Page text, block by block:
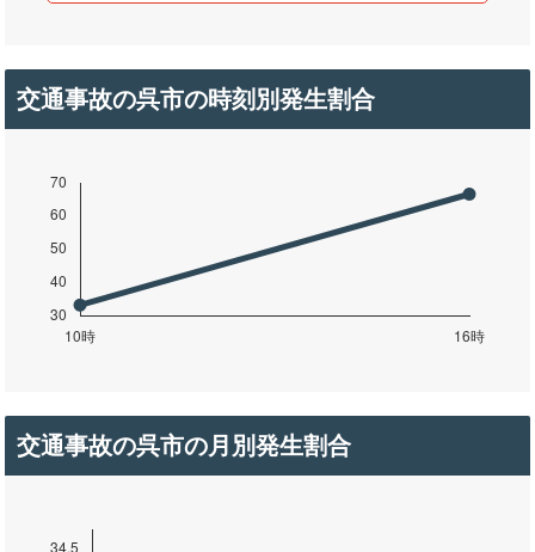
交通事故の呉市の時刻別発生割合
交通事故の呉市の月別発生割合